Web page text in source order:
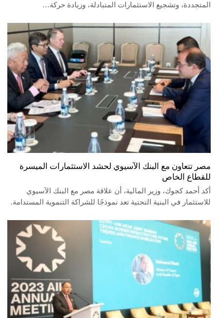
المتجددة، وتشجيع الاستثمارات المتبادلة، وزيادة حركة…
مصر تتعاون مع البنك الآسيوي لحشد الاستثمارات الميسرة
للقطاع الخاص
أكد أحمد كجوك، وزير المالية، أن علاقة مصر مع البنك الآسيوي
للاستثمار في البنية التحتية تعد نموذجًا للشراكة التنموية المستدامة.